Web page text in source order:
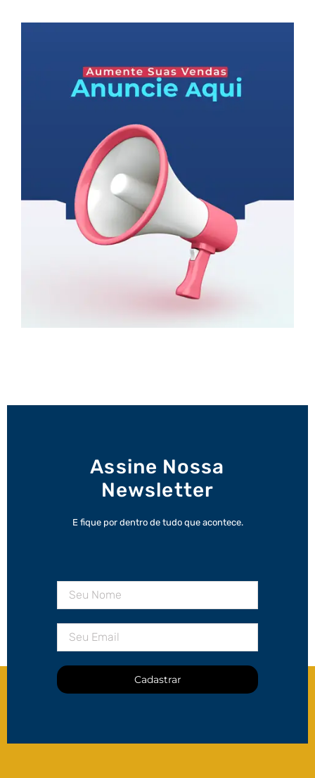
Assine Nossa
Newsletter
E fique por dentro de tudo que acontece.
Cadastrar